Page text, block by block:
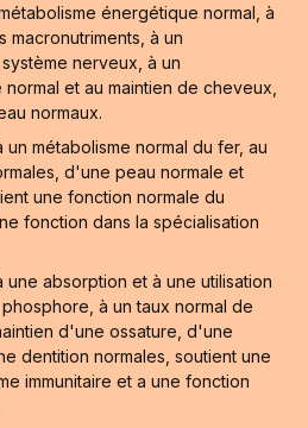
énergétique normal, à
macronutriments, à un
nerveux, à un
et au maintien de cheveux,
normaux.
un métabolisme normal du fer, au
d'une peau normale et
une fonction normale du
fonction dans la spécialisation
une absorption et à une utilisation
à un taux normal de
d'une ossature, d'une
dentition normales, soutient une
immunitaire et a une fonction